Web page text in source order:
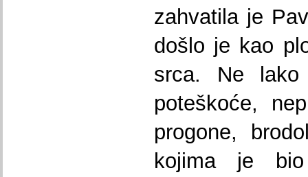
zahvatila je
došlo je kao
srca. Ne
poteškoće,
progone,
kojima je